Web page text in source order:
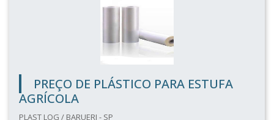
PREÇO DE PLÁSTICO PARA ESTUFA
AGRÍCOLA
PLAST LOG / BARUERI - SP